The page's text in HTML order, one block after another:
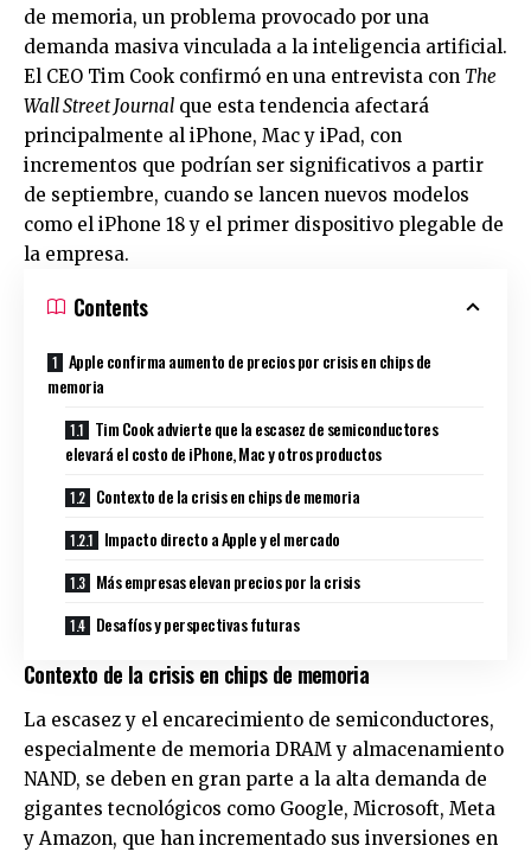
de memoria, un problema provocado por una
demanda masiva vinculada a la inteligencia artificial.
El CEO Tim Cook confirmó en una entrevista con The
Wall Street Journal que esta tendencia afectará
principalmente al iPhone, Mac y iPad, con
incrementos que podrían ser significativos a partir
de septiembre, cuando se lancen nuevos modelos
como el iPhone 18 y el primer dispositivo plegable de
la empresa.
Contents
Apple confirma aumento de precios por crisis en chips de
memoria
Tim Cook advierte que la escasez de semiconductores
elevará el costo de iPhone, Mac y otros productos
Contexto de la crisis en chips de memoria
Impacto directo a Apple y el mercado
Más empresas elevan precios por la crisis
Desafíos y perspectivas futuras
Contexto de la crisis en chips de memoria
La escasez y el encarecimiento de semiconductores,
especialmente de memoria DRAM y almacenamiento
NAND, se deben en gran parte a la alta demanda de
gigantes tecnológicos como Google, Microsoft, Meta
y Amazon, que han incrementado sus inversiones en